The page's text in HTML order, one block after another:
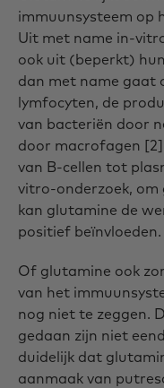
immuunsysteem op
Uit met name in-
ook uit (beperkt)
dan met name gaat
lymfocyten, de
van bacteriën door
door macrofagen
van B-cellen tot
vitro-onderzoek, om
kan glutamine de
positief beïnvloeden.
Of glutamine ook
van het
nog niet te zeggen.
gedaan zijn niet
duidelijk dat
aanmaak van